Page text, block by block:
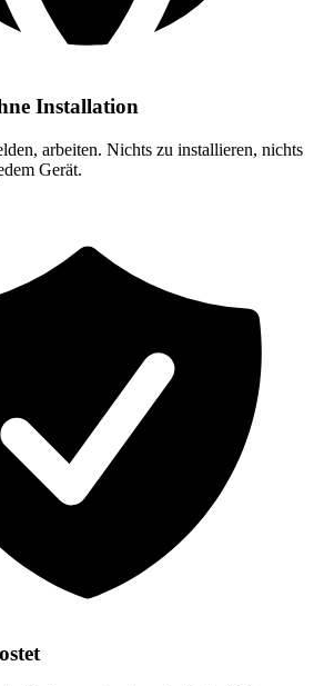
Installation
arbeiten. Nichts zu installieren, nichts
Gerät.